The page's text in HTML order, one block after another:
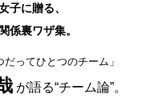
子に贈る、
係裏ワザ集。
だってひとつのチーム」
が語る“チーム論”。